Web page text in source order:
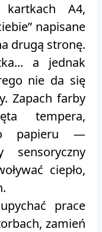
A4,
napisane
drugą stronę.
a jednak
nie da się
Zapach farby
tempera,
papieru —
sensoryczny
ciepło,
prace
zamień